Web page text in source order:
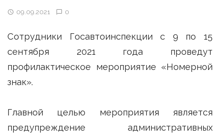
09.09.2021 0
Сотрудники Госавтоинспекции с 9 по 15
сентября 2021 года проведут
профилактическое мероприятие «Номерной
знак».
Главной целью мероприятия является
предупреждение административных